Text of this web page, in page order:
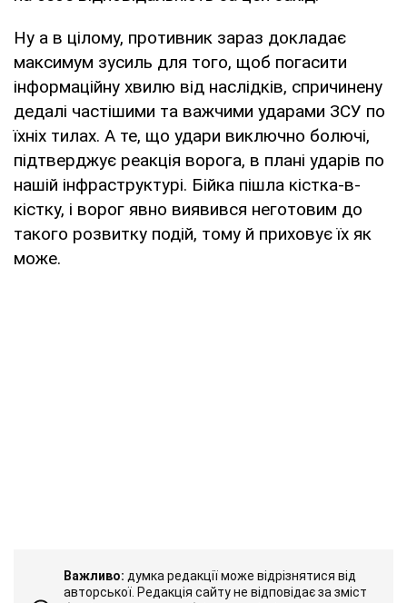
Ну а в цілому, противник зараз докладає
максимум зусиль для того, щоб погасити
інформаційну хвилю від наслідків, спричинену
дедалі частішими та важчими ударами ЗСУ по
їхніх тилах. А те, що удари виключно болючі,
підтверджує реакція ворога, в плані ударів по
нашій інфраструктурі. Бійка пішла кістка-в-
кістку, і ворог явно виявився неготовим до
такого розвитку подій, тому й приховує їх як
може.
Важливо: думка редакції може відрізнятися від
авторської. Редакція сайту не відповідає за зміст